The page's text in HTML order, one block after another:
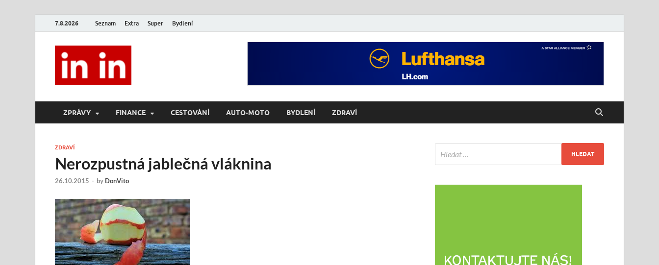
7.8.2026 Seznam Extra Super Bydlení
ZPRÁVY FINANCE CESTOVÁNÍ AUTO-MOTO BYDLENÍ ZDRAVÍ
ZDRAVÍ
Nerozpustná jablečná vláknina
26.10.2015 - by DonVito